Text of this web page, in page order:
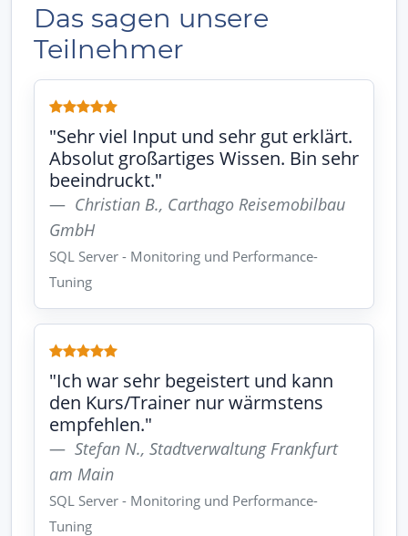
Das sagen unsere
Teilnehmer
"Sehr viel Input und sehr gut erklärt.
Absolut großartiges Wissen. Bin sehr
beeindruckt."
Christian B., Carthago Reisemobilbau
GmbH
SQL Server - Monitoring und Performance-
Tuning
"Ich war sehr begeistert und kann
den Kurs/Trainer nur wärmstens
empfehlen."
Stefan N., Stadtverwaltung Frankfurt
am Main
SQL Server - Monitoring und Performance-
Tuning